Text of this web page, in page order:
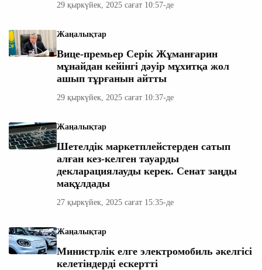
29 қыркүйек, 2025 сағат 10:57-де
Жаңалықтар
Вице-премьер Серік Жұманғарин
мұнайдан кейінгі дәуір мұхитқа жол
ашып тұрғанын айтты
29 қыркүйек, 2025 сағат 10:37-де
Жаңалықтар
Шетелдік маркетплейстерден сатып
алған кез-келген тауарды
декларациялауды керек. Сенат заңды
мақұлдады
27 қыркүйек, 2025 сағат 15:35-де
Жаңалықтар
Министрлік елге электромобиль әкелгісі
келетіндерді ескертті